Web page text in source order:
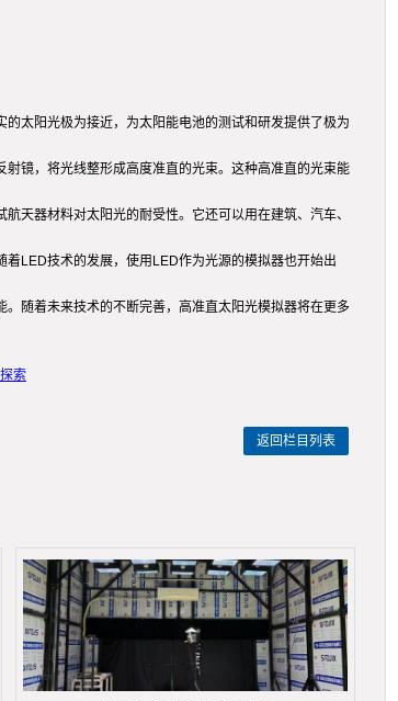
太阳光极为接近，为太阳能电池的测试和研发提供了极为
镜，将光线整形成高度准直的光束。这种高准直的光束能
天器材料对太阳光的耐受性。它还可以用在建筑、汽车、
LED技术的发展，使用LED作为光源的模拟器也开始出
随着未来技术的不断完善，高准直太阳光模拟器将在更多
索
返回栏目列表